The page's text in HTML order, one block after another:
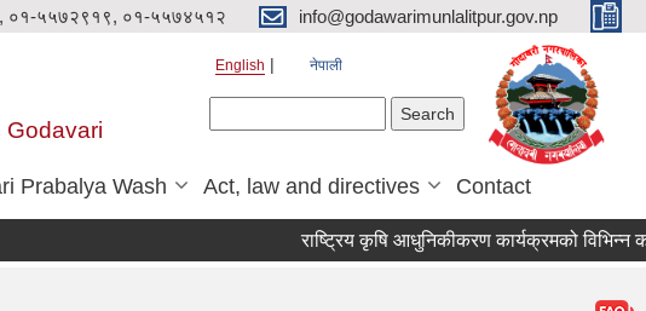
०१-५५७२९१९, ०१-५५७४५१२ info@godawarimunlalitpur.gov.np
Godavari
English नेपाली
Prabalya Wash Act, law and directives Contact